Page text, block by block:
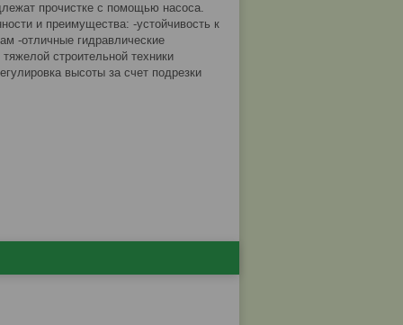
прочистке с помощью насоса.
и преимущества: -устойчивость к
-отличные гидравлические
строительной техники
высоты за счет подрезки